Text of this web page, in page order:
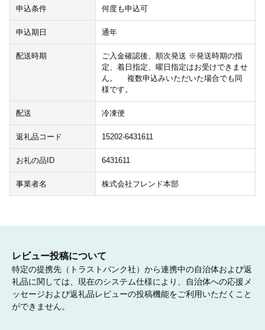
申込条件 何度も申込可
申込期日 通年
配送時期
ご入金確認後、順次発送 ※発送時期の指
定、着日指定、曜日指定はお受けできませ
ん。 複数申込みいただいた場合でも同
様です。
配送 冷凍便
返礼品コード 15202-6431611
お礼の品ID 6431611
事業者名 株式会社フレンド本部
レビュー投稿について
特定の提携先（トラストバンク社）から連携中の自治体および返
礼品に関しては、現在のシステム仕様により、自治体への応援メ
ッセージおよび返礼品レビューの投稿機能をご利用いただくこと
ができません。